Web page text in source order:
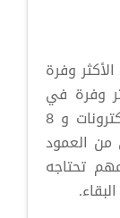
وفرة
وفرة في
جسم الإنسان. يحتوي على 8 من الإلكترونات و 8
من العمود
تحتاجه